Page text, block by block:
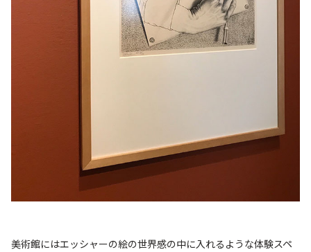
美術館にはエッシャーの絵の世界感の中に入れるような体験スペ